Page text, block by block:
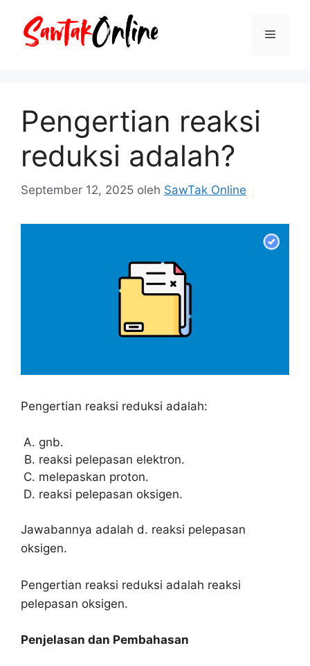
Menu
Pengertian reaksi
reduksi adalah?
September 12, 2025 oleh SawTak Online
Pengertian reaksi reduksi adalah:
gnb.
reaksi pelepasan elektron.
melepaskan proton.
reaksi pelepasan oksigen.
Jawabannya adalah d. reaksi pelepasan
oksigen.
Pengertian reaksi reduksi adalah reaksi
pelepasan oksigen.
Penjelasan dan Pembahasan